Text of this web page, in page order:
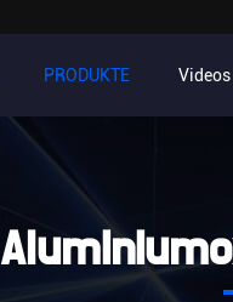
PRODUKTE Videos